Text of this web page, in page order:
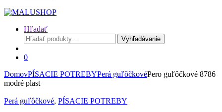
Hľadať
Hľadať:
Vyhľadávanie
0
DomovPÍSACIE POTREBYPerá guľôčkovéPero guľôčkové 8786
modré plast
Perá guľôčkové, PÍSACIE POTREBY